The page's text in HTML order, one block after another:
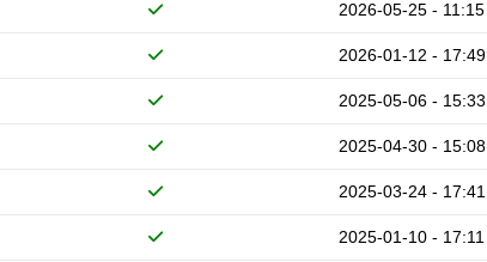
2026-05-25 - 11:15
2026-01-12 - 17:49
2025-05-06 - 15:33
2025-04-30 - 15:08
2025-03-24 - 17:41
2025-01-10 - 17:11